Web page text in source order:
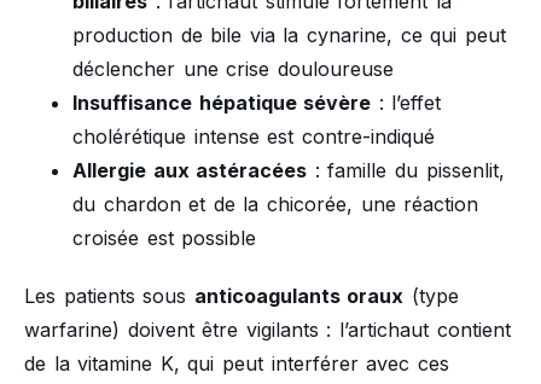
production de bile via la cynarine, ce qui peut
déclencher une crise douloureuse
Insuffisance hépatique sévère : l’effet
cholérétique intense est contre-indiqué
Allergie aux astéracées : famille du pissenlit,
du chardon et de la chicorée, une réaction
croisée est possible
Les patients sous anticoagulants oraux (type
warfarine) doivent être vigilants : l’artichaut contient
de la vitamine K, qui peut interférer avec ces